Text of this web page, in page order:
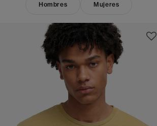
Hombres Mujeres